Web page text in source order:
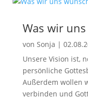
Was wir
von Sonja |
Unsere Vision ist,
persönliche
Außerdem wollen
verbinden und